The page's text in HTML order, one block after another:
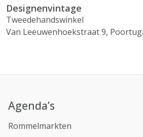
Designenvintage
Tweedehandswinkel
Van Leeuwenhoekstraat 9,
Agenda’s
Rommelmarkten